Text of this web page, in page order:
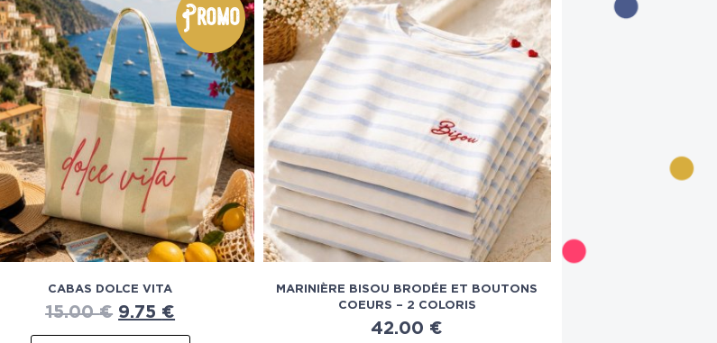
Promo
CABAS DOLCE VITA
15.00€ 9.75 €
MARINIÈRE BISOU BRODÉE ET BOUTONS
COEURS – 2 COLORIS
42.00 €